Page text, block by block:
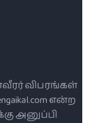
விபரங்கள்
என்ற
அனுப்பி